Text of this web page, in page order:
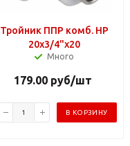
Тройник ППР комб. НР
20х3/4"х20
Много
179.00руб/шт
В КОРЗИНУ